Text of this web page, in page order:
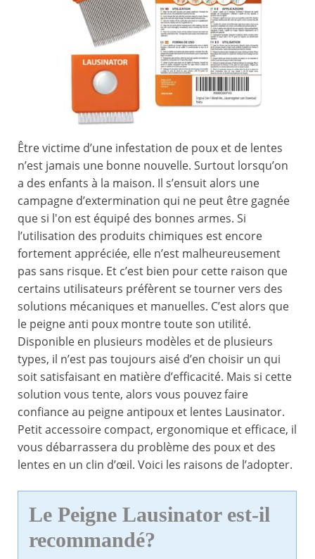
Être victime d’une infestation de poux et de lentes
n’est jamais une bonne nouvelle. Surtout lorsqu’on
a des enfants à la maison. Il s’ensuit alors une
campagne d’extermination qui ne peut être gagnée
que si l'on est équipé des bonnes armes. Si
l’utilisation des produits chimiques est encore
fortement appréciée, elle n’est malheureusement
pas sans risque. Et c’est bien pour cette raison que
certains utilisateurs préfèrent se tourner vers des
solutions mécaniques et manuelles. C’est alors que
le peigne anti poux montre toute son utilité.
Disponible en plusieurs modèles et de plusieurs
types, il n’est pas toujours aisé d’en choisir un qui
soit satisfaisant en matière d’efficacité. Mais si cette
solution vous tente, alors vous pouvez faire
confiance au peigne antipoux et lentes Lausinator.
Petit accessoire compact, ergonomique et efficace, il
vous débarrassera du problème des poux et des
lentes en un clin d’œil. Voici les raisons de l’adopter.
Le Peigne Lausinator est-il
recommandé?